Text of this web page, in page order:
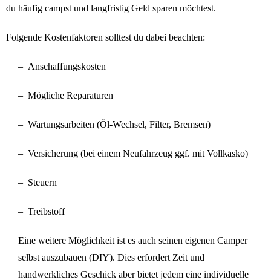
du häufig campst und langfristig Geld sparen möchtest.
Folgende Kostenfaktoren solltest du dabei beachten:
– Anschaffungskosten
– Mögliche Reparaturen
– Wartungsarbeiten (Öl-Wechsel, Filter, Bremsen)
– Versicherung (bei einem Neufahrzeug ggf. mit Vollkasko)
– Steuern
– Treibstoff
Eine weitere Möglichkeit ist es auch seinen eigenen Camper
selbst auszubauen (DIY). Dies erfordert Zeit und
handwerkliches Geschick aber bietet jedem eine individuelle